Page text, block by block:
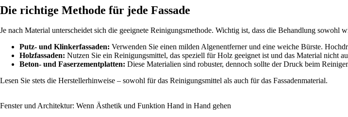
Die richtige Methode für jede Fassade
Je nach Material unterscheidet sich die geeignete Reinigungsmethode. Wichtig ist, dass die Behandlung sowohl
Putz- und Klinkerfassaden: Verwenden Sie einen milden Algenentferner und eine weiche Bürste.
Holzfassaden: Nutzen Sie ein Reinigungsmittel, das speziell für Holz geeignet ist und das Material nicht
Beton- und Faserzementplatten: Diese Materialien sind robuster, dennoch sollte der Druck beim
Lesen Sie stets die Herstellerhinweise – sowohl für das Reinigungsmittel als auch für das Fassadenmaterial.
Fenster und Architektur: Wenn Ästhetik und Funktion Hand in Hand gehen